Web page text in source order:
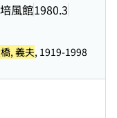
培風館1980.3
, 義夫, 1919-1998